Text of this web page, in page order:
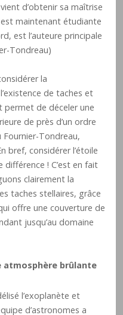
d’obtenir sa maîtrise
maintenant étudiante
est l’auteure principale
Tondreau)
la
de taches et
permet de déceler une
de près d’un ordre
Tondreau,
bref, considérer l’étoile
! C’est en fait
clairement la
taches stellaires, grâce
offre une couverture de
jusqu’au domaine
atmosphère brûlante
l’exoplanète et
d’astronomes a